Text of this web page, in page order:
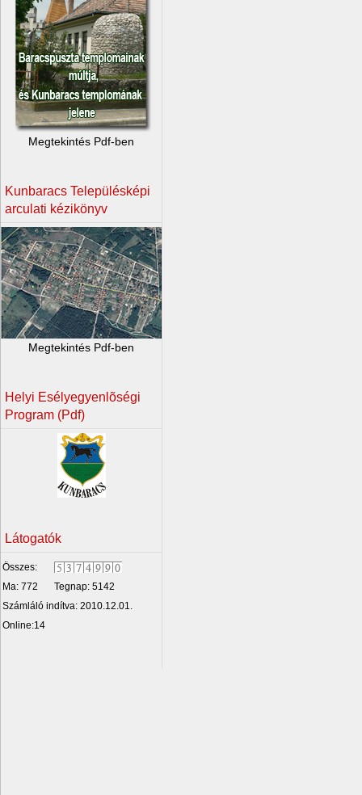
Megtekintés Pdf-ben
Kunbaracs Településképi
arculati kézikönyv
Megtekintés Pdf-ben
Helyi Esélyegyenlõségi
Program (Pdf)
Látogatók
Összes:
Ma: 772
Tegnap: 5142
Számláló indítva: 2010.12.01.
Online:14